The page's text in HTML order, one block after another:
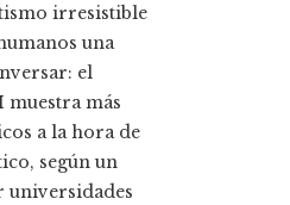
irresistible
una
el
más
a la hora de
según un
universidades